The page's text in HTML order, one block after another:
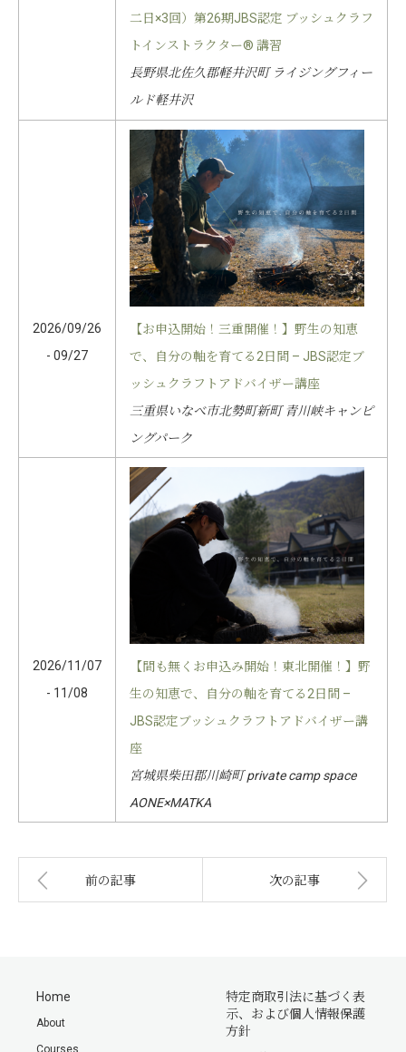
二日×3回）第26期JBS認定 ブッシュクラフ
トインストラクター® 講習
長野県北佐久郡軽井沢町 ライジングフィー
ルド軽井沢
2026/09/26
- 09/27
【お申込開始！三重開催！】野生の知恵
で、自分の軸を育てる2日間 – JBS認定ブ
ッシュクラフトアドバイザー講座
三重県いなべ市北勢町新町 青川峡キャンピ
ングパーク
2026/11/07
- 11/08
【間も無くお申込み開始！東北開催！】野
生の知恵で、自分の軸を育てる2日間 –
JBS認定ブッシュクラフトアドバイザー講
座
宮城県柴田郡川崎町 private camp space
AONE×MATKA
前の記事 次の記事
Home
About
特定商取引法に基づく表
示、および個人情報保護
方針